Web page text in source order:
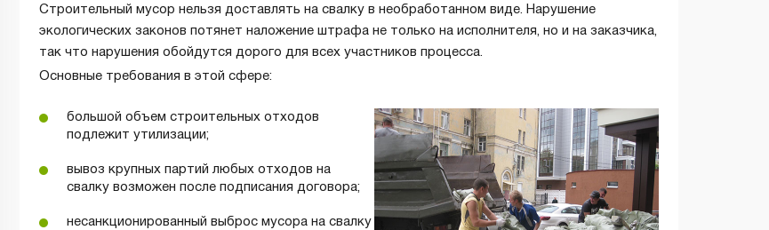
Строительный мусор нельзя доставлять на свалку в необработанном виде. Нарушение
экологических законов потянет наложение штрафа не только на исполнителя, но и на заказчика,
так что нарушения обойдутся дорого для всех участников процесса.
Основные требования в этой сфере:
большой объем строительных отходов
подлежит утилизации;
вывоз крупных партий любых отходов на
свалку возможен после подписания договора;
несанкционированный выброс мусора на свалку